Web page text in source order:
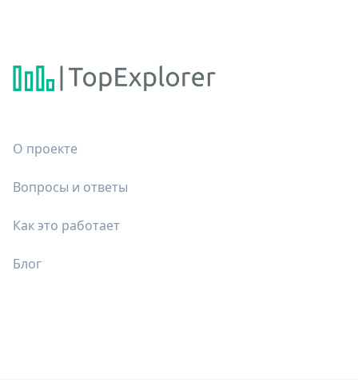
О проекте
Вопросы и ответы
Как это работает
Блог